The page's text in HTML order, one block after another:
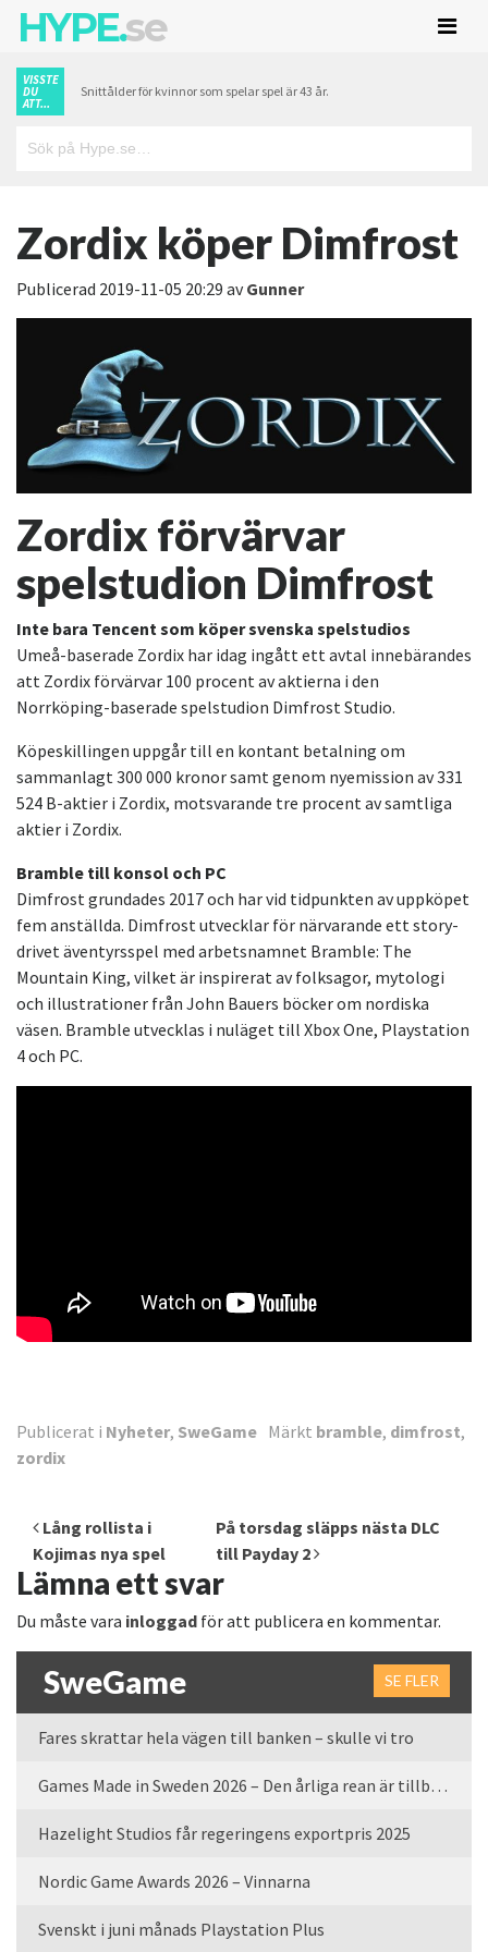
HYPE.se
VISSTE
DU
ATT...
Snittålder för kvinnor som spelar spel är 43 år.
Zordix köper Dimfrost
Publicerad 2019-11-05 20:29 avGunner
Zordix förvärvar
spelstudion Dimfrost
Inte bara Tencent som köper svenska spelstudios
Umeå-baserade Zordix har idag ingått ett avtal innebärandes
att Zordix förvärvar 100 procent av aktierna i den
Norrköping-baserade spelstudion Dimfrost Studio.
Köpeskillingen uppgår till en kontant betalning om
sammanlagt 300 000 kronor samt genom nyemission av 331
524 B-aktier i Zordix, motsvarande tre procent av samtliga
aktier i Zordix.
Bramble till konsol och PC
Dimfrost grundades 2017 och har vid tidpunkten av uppköpet
fem anställda. Dimfrost utvecklar för närvarande ett story-
drivet äventyrsspel med arbetsnamnet Bramble: The
Mountain King, vilket är inspirerat av folksagor, mytologi
och illustrationer från John Bauers böcker om nordiska
väsen. Bramble utvecklas i nuläget till Xbox One, Playstation
4 och PC.
Publicerat i Nyheter, SweGame Märkt bramble, dimfrost,
zordix
Inläggsnavigering
Lång rollista i
Kojimas nya spel
På torsdag släpps nästa DLC
till Payday 2
Lämna ett svar
Du måste vara inloggad för att publicera en kommentar.
SweGame SE FLER
Fares skrattar hela vägen till banken – skulle vi tro
Games Made in Sweden 2026 – Den årliga rean är tillbaka
Hazelight Studios får regeringens exportpris 2025
Nordic Game Awards 2026 – Vinnarna
Svenskt i juni månads Playstation Plus